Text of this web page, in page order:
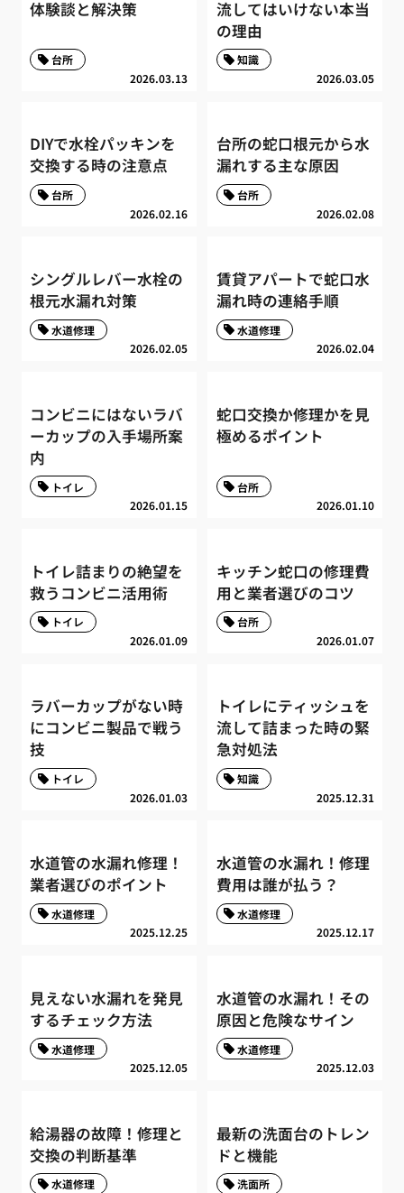
体験談と解決策
2026.03.13
台所
流してはいけない本当
の理由
2026.03.05
知識
DIYで水栓パッキンを
交換する時の注意点
2026.02.16
台所
台所の蛇口根元から水
漏れする主な原因
2026.02.08
台所
シングルレバー水栓の
根元水漏れ対策
2026.02.05
水道修理
賃貸アパートで蛇口水
漏れ時の連絡手順
2026.02.04
水道修理
コンビニにはないラバ
ーカップの入手場所案
内
2026.01.15
トイレ
蛇口交換か修理かを見
極めるポイント
2026.01.10
台所
トイレ詰まりの絶望を
救うコンビニ活用術
2026.01.09
トイレ
キッチン蛇口の修理費
用と業者選びのコツ
2026.01.07
台所
ラバーカップがない時
にコンビニ製品で戦う
技
2026.01.03
トイレ
トイレにティッシュを
流して詰まった時の緊
急対処法
2025.12.31
知識
水道管の水漏れ修理！
業者選びのポイント
2025.12.25
水道修理
水道管の水漏れ！修理
費用は誰が払う？
2025.12.17
水道修理
見えない水漏れを発見
するチェック方法
2025.12.05
水道修理
水道管の水漏れ！その
原因と危険なサイン
2025.12.03
水道修理
給湯器の故障！修理と
交換の判断基準
水道修理
最新の洗面台のトレン
ドと機能
洗面所